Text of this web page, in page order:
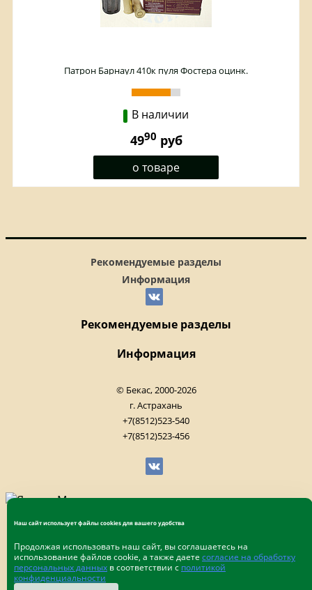
Патрон Барнаул 410к пуля Фостера оцинк.
В наличии
4990 руб
о товаре
Рекомендуемые разделы
Информация
Рекомендуемые разделы
Информация
© Бекас, 2000-2026
г. Астрахань
+7(8512)523-540
+7(8512)523-456
Наш сайт использует файлы cookies для вашего удобства
Продолжая использовать наш сайт, вы соглашаетесь на
использование файлов cookie, а также даете согласие на обработку
персональных данных в соответствии с политикой
конфиденциальности